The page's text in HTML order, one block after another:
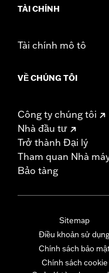
TÀI CHÍNH
Tài chính mô tô
VỀ CHÚNG TÔI
Công ty chúng tôi
Nhà đầu tư
Trở thành Đại lý
Tham quan Nhà
Bảo tàng
Sitemap
Điều khoản sử
Chính sách bảo
Chính sách cookie